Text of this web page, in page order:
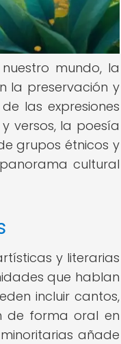
mundo, la
la preservación y
las expresiones
versos, la poesía
grupos étnicos y
cultural
y literarias
que hablan
incluir cantos,
de forma oral en
añade